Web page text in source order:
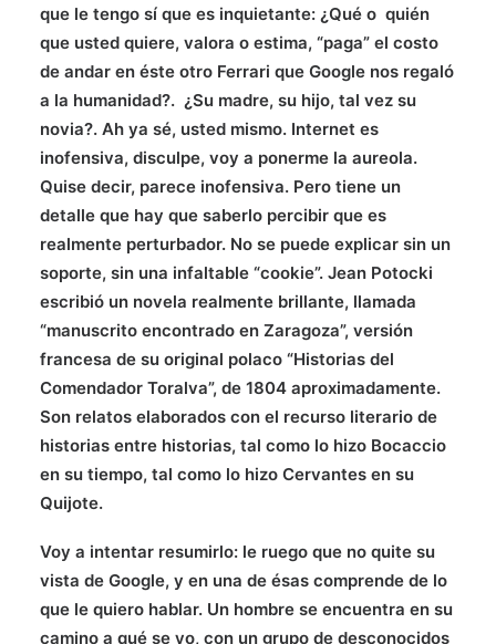
que le tengo sí que es inquietante: ¿Qué o quién
que usted quiere, valora o estima, “paga” el costo
de andar en éste otro Ferrari que Google nos regaló
a la humanidad?. ¿Su madre, su hijo, tal vez su
novia?. Ah ya sé, usted mismo. Internet es
inofensiva, disculpe, voy a ponerme la aureola.
Quise decir, parece inofensiva. Pero tiene un
detalle que hay que saberlo percibir que es
realmente perturbador. No se puede explicar sin un
soporte, sin una infaltable “cookie”. Jean Potocki
escribió un novela realmente brillante, llamada
“manuscrito encontrado en Zaragoza”, versión
francesa de su original polaco “Historias del
Comendador Toralva”, de 1804 aproximadamente.
Son relatos elaborados con el recurso literario de
historias entre historias, tal como lo hizo Bocaccio
en su tiempo, tal como lo hizo Cervantes en su
Quijote.
Voy a intentar resumirlo: le ruego que no quite su
vista de Google, y en una de ésas comprende de lo
que le quiero hablar. Un hombre se encuentra en su
camino a qué se yo, con un grupo de desconocidos